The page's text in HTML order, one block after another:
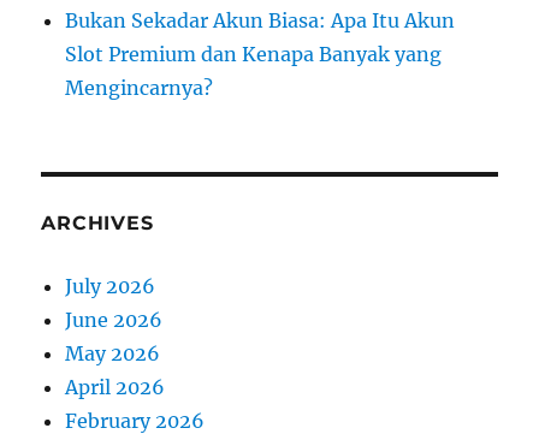
Bukan Sekadar Akun Biasa: Apa Itu Akun
Slot Premium dan Kenapa Banyak yang
Mengincarnya?
ARCHIVES
July 2026
June 2026
May 2026
April 2026
February 2026